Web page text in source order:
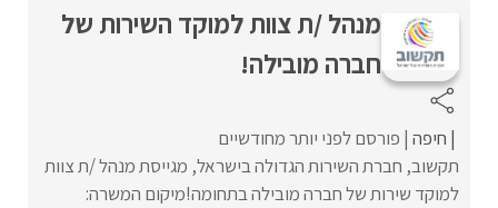
מנהל /ת צוות למוקד השירות של
חברה מובילה!
חיפה פורסם לפני יותר מחודשיים
תקשוב, חברת השירות הגדולה בישראל, מגייסת מנהל /ת צוות
למוקד שירות של חברה מובילה בתחומה!מיקום המשרה: